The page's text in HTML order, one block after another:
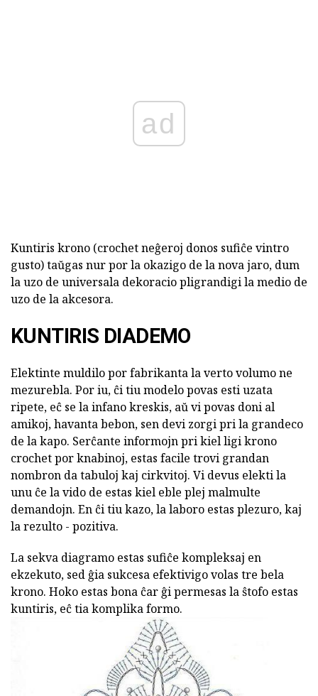
ad
Kuntiris krono (crochet neĝeroj donos sufiĉe vintro
gusto) taŭgas nur por la okazigo de la nova jaro, dum
la uzo de universala dekoracio pligrandigi la medio de
uzo de la akcesora.
KUNTIRIS DIADEMO
Elektinte muldilo por fabrikanta la verto volumo ne
mezurebla. Por iu, ĉi tiu modelo povas esti uzata
ripete, eĉ se la infano kreskis, aŭ vi povas doni al
amikoj, havanta bebon, sen devi zorgi pri la grandeco
de la kapo. Serĉante informojn pri kiel ligi krono
crochet por knabinoj, estas facile trovi grandan
nombron da tabuloj kaj cirkvitoj. Vi devus elekti la
unu ĉe la vido de estas kiel eble plej malmulte
demandojn. En ĉi tiu kazo, la laboro estas plezuro, kaj
la rezulto - pozitiva.
La sekva diagramo estas sufiĉe kompleksaj en
ekzekuto, sed ĝia sukcesa efektivigo volas tre bela
krono. Hoko estas bona ĉar ĝi permesas la ŝtofo estas
kuntiris, eĉ tia komplika formo.